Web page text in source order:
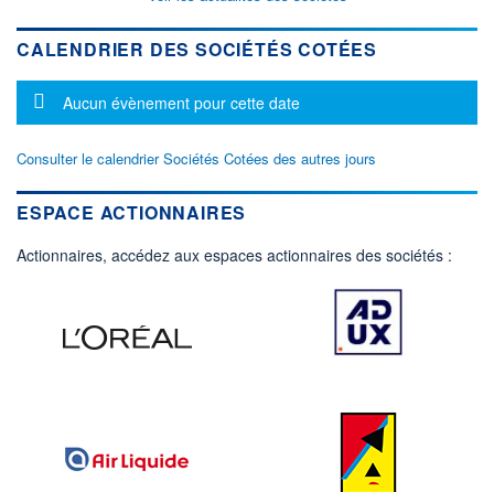
CALENDRIER DES SOCIÉTÉS COTÉES
Message d'information
Aucun évènement pour cette date
Consulter le calendrier Sociétés Cotées des autres jours
ESPACE ACTIONNAIRES
Actionnaires, accédez aux espaces actionnaires des sociétés :